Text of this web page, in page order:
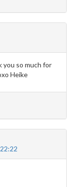
you so much for
Heike